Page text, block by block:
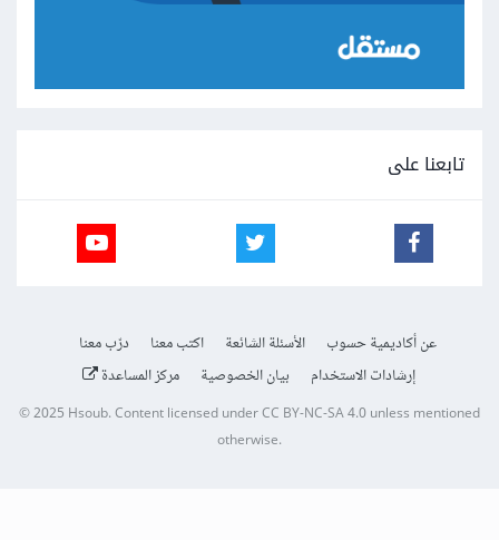
تابعنا على
عن أكاديمية حسوب الأسئلة الشائعة اكتب معنا
درّب معنا
إرشادات الاستخدام
بيان الخصوصية مركز المساعدة
© 2025 Hsoub.Content licensed underCC BY-NC-SA 4.0unless mentioned
otherwise.